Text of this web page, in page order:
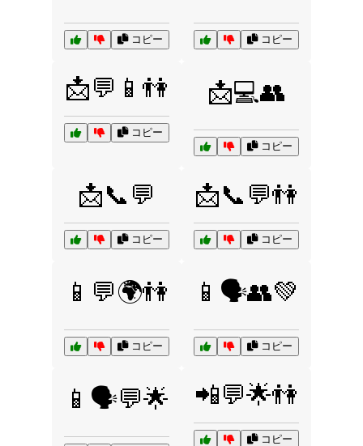
コピー コピー
📩💬📱👫
コピー
📩💻👥
コピー
📩📞💬
コピー
📩📞💬👫
コピー
📱💬🌍👫
コピー
📱🗣️👥💚
コピー
📱🗣️💬🌟 📲💬🌟👫
コピー